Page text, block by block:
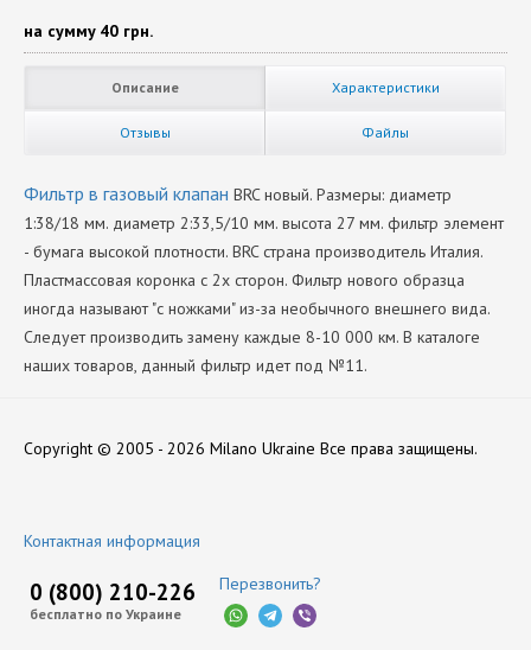
на сумму 40 грн.
Описание Характеристики
Отзывы Файлы
Фильтр в газовый клапан BRC новый. Размеры: диаметр
1:38/18 мм. диаметр 2:33,5/10 мм. высота 27 мм. фильтр элемент
- бумага высокой плотности. BRC страна производитель Италия.
Пластмассовая коронка с 2х сторон. Фильтр нового образца
иногда называют "с ножками" из-за необычного внешнего вида.
Следует производить замену каждые 8-10 000 км. В каталоге
наших товаров, данный фильтр идет под №11.
Copyright © 2005 - 2026 Milano Ukraine Все права защищены.
Контактная информация
0 (800) 210-226
бесплатно по Украине
Перезвонить?